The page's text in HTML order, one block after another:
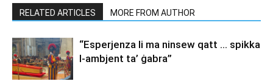
RELATED ARTICLES MORE FROM AUTHOR
“Esperjenza li ma ninsew qatt … spikka
l-ambjent ta’ ġabra”